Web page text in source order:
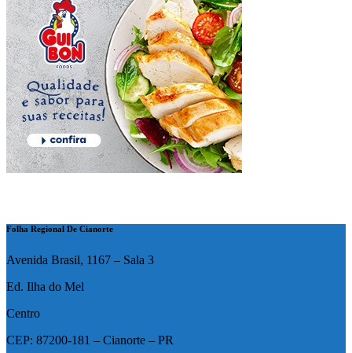
Folha Regional De Cianorte
Avenida Brasil, 1167 – Sala 3
Ed. Ilha do Mel
Centro
CEP: 87200-181 – Cianorte – PR